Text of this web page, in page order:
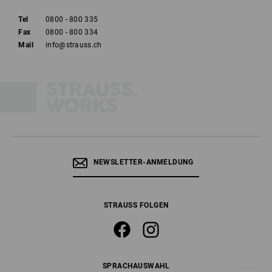
Tel
0800 - 800 335
Fax
0800 - 800 334
Mail
info@strauss.ch
NEWSLETTER-ANMELDUNG
STRAUSS FOLGEN
SPRACHAUSWAHL